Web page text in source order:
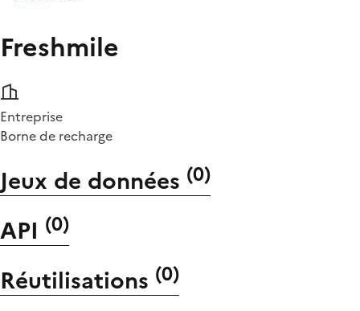
Freshmile
Entreprise
Borne de recharge
Jeux de données (0)
API (0)
Réutilisations (0)